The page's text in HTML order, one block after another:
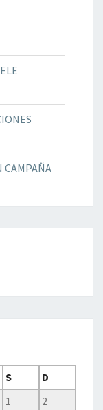
CAMPAÑA
S
D
1
2